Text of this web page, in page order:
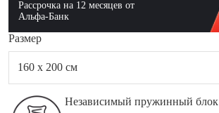
Рассрочка на 12 месяцев от
Альфа-Банк
Размер
160 x 200 см
Независимый пружинный блок